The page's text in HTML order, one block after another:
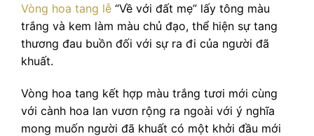
Vòng hoa tang lễ “Về với đất mẹ” lấy tông màu
trắng và kem làm màu chủ đạo, thể hiện sự tang
thương đau buồn đối với sự ra đi của người đã
khuất.
Vòng hoa tang kết hợp màu trắng tươi mới cùng
với cành hoa lan vươn rộng ra ngoài với ý nghĩa
mong muốn người đã khuất có một khởi đầu mới